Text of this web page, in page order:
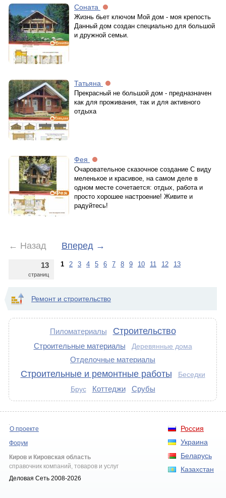
Соната
Жизнь бьет ключом Мой дом - моя крепость
Данный дом создан специально для большой
и дружной семьи.
Татьяна
Прекрасный не большой дом - предназначен
как для проживания, так и для активного
отдыха
Фея
Очаровательное сказочное создание С виду
меленькое и красивое, на самом деле в
одном месте сочетается: отдых, работа и
просто хорошее настроение! Живите и
радуйтесь!
← Назад Вперед →
13
страниц
1 2 3 4 5 6 7 8 9 10 11 12 13
Ремонт и строительство
Пиломатериалы Строительство
Строительные материалы Деревянные дома
Отделочные материалы
Строительные и ремонтные работы Беседки
Брус Коттеджи Срубы
Россия
Украина
Беларусь
Казахстан
О проекте
Форум
Киров и Кировская область
справочник компаний, товаров и услуг
Деловая Сеть 2008-2026